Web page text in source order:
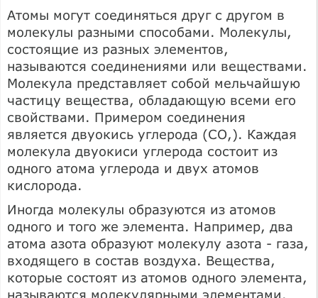
Атомы могут соединяться друг с другом в
молекулы разными способами. Молекулы,
состоящие из разных элементов,
называются соединениями или веществами.
Молекула представляет собой мельчайшую
частицу вещества, обладающую всеми его
свойствами. Примером соединения
является двуокись углерода (СО,). Каждая
молекула двуокиси углерода состоит из
одного атома углерода и двух атомов
кислорода.
Иногда молекулы образуются из атомов
одного и того же элемента. Например, два
атома азота образуют молекулу азота - газа,
входящего в состав воздуха. Вещества,
которые состоят из атомов одного элемента,
называются молекулярными элементами.